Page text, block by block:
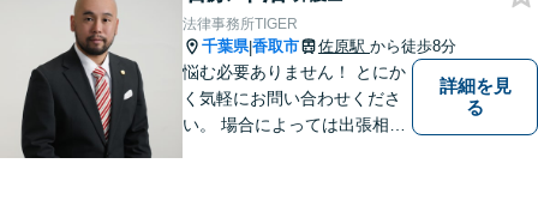
法律事務所TIGER
千葉県|香取市 佐原駅 から徒歩8分
悩む必要ありません！ とにか
く気軽にお問い合わせくださ
い。 場合によっては出張相談
詳細を見
る